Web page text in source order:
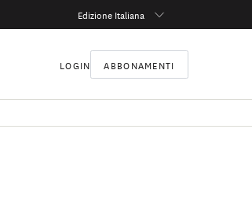
Edizione Italiana
LOGIN ABBONAMENTI